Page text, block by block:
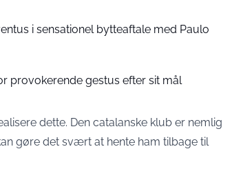
i sensationel bytteaftale med Paulo
provokerende gestus efter sit mål
dette. Den catalanske klub er nemlig
gøre det svært at hente ham tilbage til